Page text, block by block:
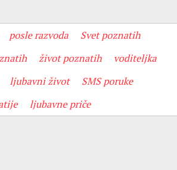
posle razvoda
Svet poznatih
život poznatih
voditeljka
ljubavni život
SMS poruke
ljubavne priče